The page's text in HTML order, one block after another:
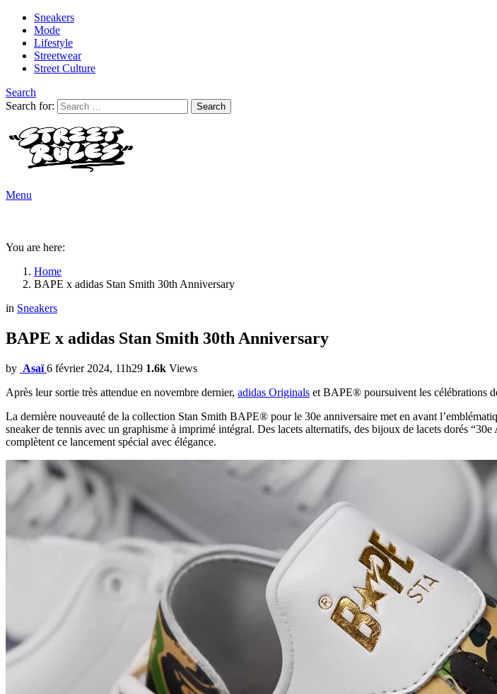
Sneakers
Mode
Lifestyle
Streetwear
Street Culture
Search
Search for:
Search
Menu
You are here:
Home
BAPE x adidas Stan Smith 30th Anniversary
in Sneakers
BAPE x adidas Stan Smith 30th Anniversary
by Asaï 6 février 2024, 11h29 1.6k Views
Après leur sortie très attendue en novembre dernier, adidas Originals et BAPE® poursuivent les célébrations
La dernière nouveauté de la collection Stan Smith BAPE® pour le 30e anniversaire met en avant
sneaker de tennis avec un graphisme à imprimé intégral. Des lacets alternatifs, des bijoux de lacets dorés
complètent ce lancement spécial avec élégance.